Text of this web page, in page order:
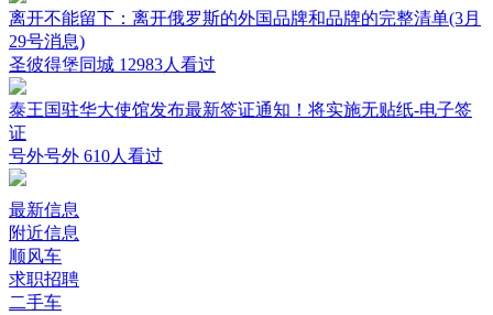
离开不能留下：离开俄罗斯的外国品牌和品牌的完整清单(3月
29号消息)
圣彼得堡同城 12983人看过
泰王国驻华大使馆发布最新签证通知！将实施无贴纸-电子签
证
号外号外 610人看过
最新信息
附近信息
顺风车
求职招聘
二手车